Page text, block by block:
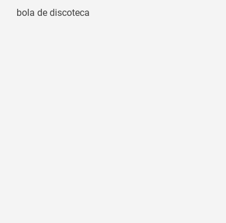
bola de discoteca